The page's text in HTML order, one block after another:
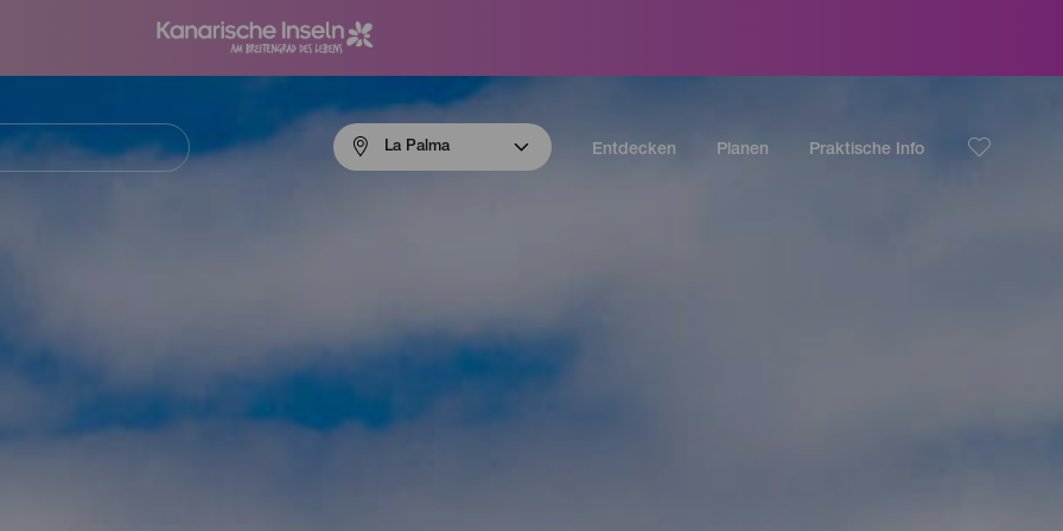
navigation
La Palma Entdecken Planen Praktische Info